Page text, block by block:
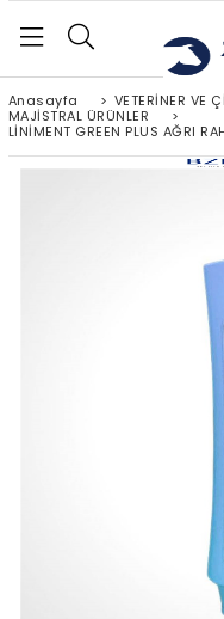
Anasayfa > VETERİNER VE
MAJİSTRAL ÜRÜNLER
>
LİNİMENT GREEN PLUS AĞRI